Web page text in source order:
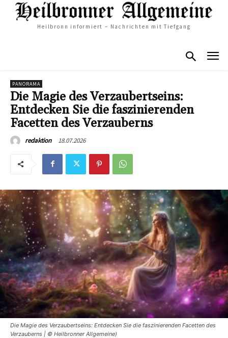
Heilbronn informiert – Nachrichten mit Tiefgang
PANORAMA
Die Magie des Verzaubertseins:
Entdecken Sie die faszinierenden
Facetten des Verzauberns
redaktion 18.07.2026
Die Magie des Verzaubertseins: Entdecken Sie die faszinierenden Facetten des
Verzauberns | © Heilbronner Allgemeine)